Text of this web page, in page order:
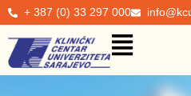
+ 387 (0) 33 297 000